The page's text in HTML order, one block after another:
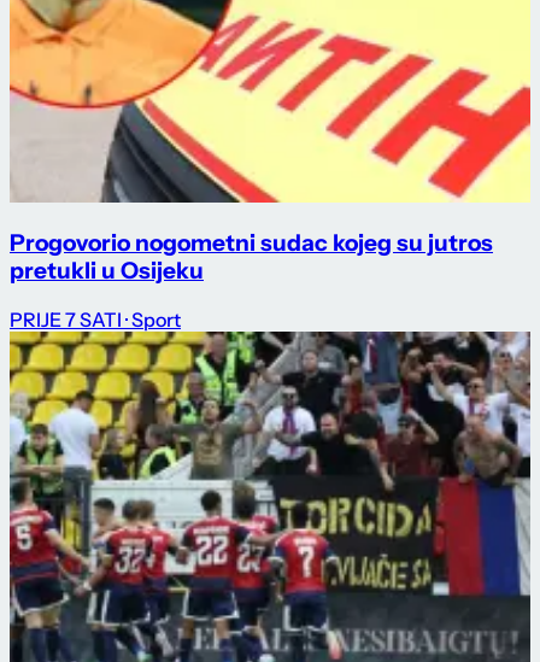
Progovorio nogometni sudac kojeg su jutros
pretukli u Osijeku
PRIJE 7 SATI · Sport